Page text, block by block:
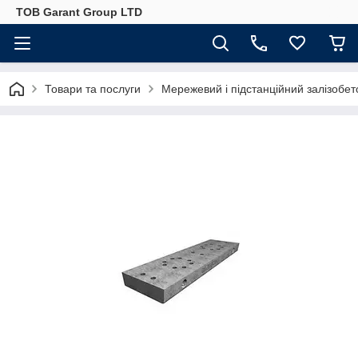
ТОВ Garant Group LTD
Товари та послуги Мережевий і підстанційний